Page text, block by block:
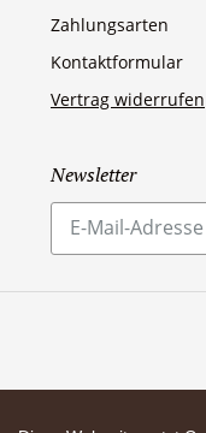
Zahlungsarten
Kontaktformular
Vertrag widerrufen
Newsletter
Abonnieren
unsere